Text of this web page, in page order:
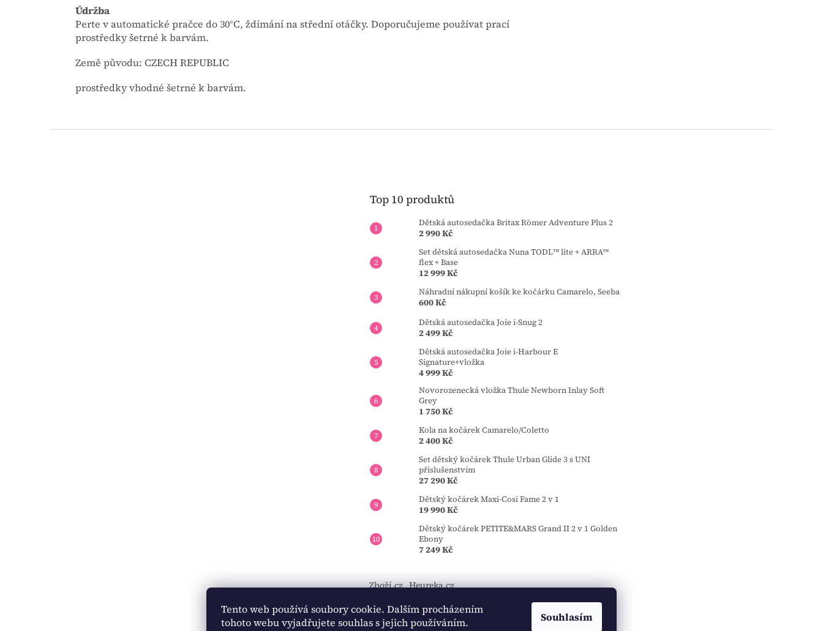
Tento web používá soubory cookie. Dalším procházením
tohoto webu vyjadřujete souhlas s jejich používáním.
Souhlasím
Údržba
Perte v automatické pračce do 30°C, ždímání na střední otáčky. Doporučujeme používat prací
prostředky šetrné k barvám.
Země původu: CZECH REPUBLIC
prostředky vhodné šetrné k barvám.
Top 10 produktů
Dětská autosedačka Britax Römer Adventure Plus 2
2 990 Kč
Set dětská autosedačka Nuna TODL™ lite + ARRA™
flex + Base
12 999 Kč
Náhradní nákupní košík ke kočárku Camarelo, Seeba
600 Kč
Dětská autosedačka Joie i-Snug 2
2 499 Kč
Dětská autosedačka Joie i-Harbour E
Signature+vložka
4 999 Kč
Novorozenecká vložka Thule Newborn Inlay Soft
Grey
1 750 Kč
Kola na kočárek Camarelo/Coletto
2 400 Kč
Set dětský kočárek Thule Urban Glide 3 s UNI
příslušenstvím
27 290 Kč
Dětský kočárek Maxi-Cosi Fame 2 v 1
19 990 Kč
Dětský kočárek PETITE&MARS Grand II 2 v 1 Golden
Ebony
7 249 Kč
Zboží.cz Heureka.cz
https://tourmkr.com/F1eycVcPEw